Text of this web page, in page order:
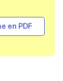
en PDF